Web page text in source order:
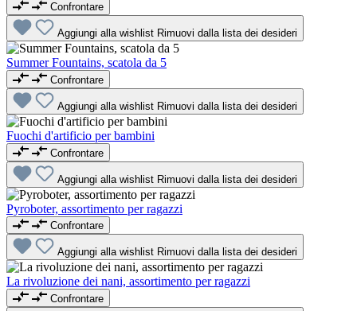
Confrontare
Aggiungi alla wishlist Rimuovi dalla lista dei desideri
Summer Fountains, scatola da 5
Confrontare
Aggiungi alla wishlist Rimuovi dalla lista dei desideri
Fuochi d'artificio per bambini
Confrontare
Aggiungi alla wishlist Rimuovi dalla lista dei desideri
Pyroboter, assortimento per ragazzi
Confrontare
Aggiungi alla wishlist Rimuovi dalla lista dei desideri
La rivoluzione dei nani, assortimento per ragazzi
Confrontare